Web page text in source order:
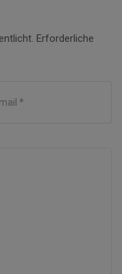
Erforderliche